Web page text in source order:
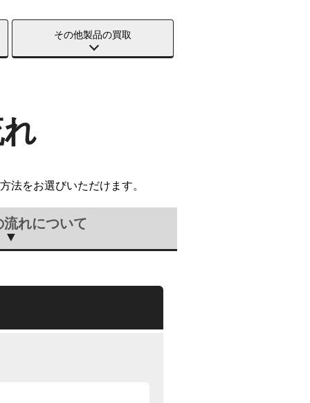
その他製品の買取
法をお選びいただけます。
れについて